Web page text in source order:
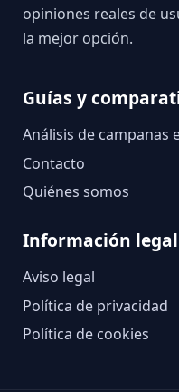
opiniones reales de
la mejor opción.
Guías y
Análisis de campanas
Contacto
Quiénes somos
Información legal
Aviso legal
Política de privacidad
Política de cookies